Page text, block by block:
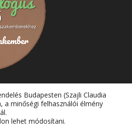
Budapesten (Szajli Claudia
a minőségi felhasználói élmény
lehet módosítani.